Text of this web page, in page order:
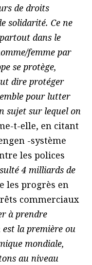
de droits
solidarité. Ce ne
dans le
femme par
se protège,
dire protéger
pour lutter
sujet sur lequel on
t-elle, en citant
-système
les polices
4 milliards de
les progrès en
commerciaux
à prendre
la première ou
mondiale,
au niveau